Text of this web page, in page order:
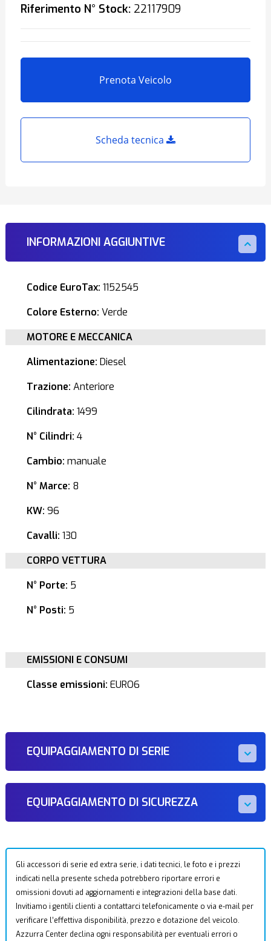
Riferimento N° Stock:22117909
Prenota Veicolo
Scheda tecnica
INFORMAZIONI AGGIUNTIVE
Codice EuroTax: 1152545
Colore Esterno: Verde
MOTORE E MECCANICA
Alimentazione: Diesel
Trazione: Anteriore
Cilindrata: 1499
N° Cilindri: 4
Cambio: manuale
N° Marce: 8
KW: 96
Cavalli: 130
CORPO VETTURA
N° Porte: 5
N° Posti: 5
EMISSIONI E CONSUMI
Classe emissioni: EURO6
EQUIPAGGIAMENTO DI SERIE
EQUIPAGGIAMENTO DI SICUREZZA
Gli accessori di serie ed extra serie, i dati tecnici, le foto e i prezzi
indicati nella presente scheda potrebbero riportare errori e
omissioni dovuti ad aggiornamenti e integrazioni della base dati.
Invitiamo i gentili clienti a contattarci telefonicamente o via e-mail per
verificare l’effettiva disponibilità, prezzo e dotazione del veicolo.
Azzurra Center declina ogni responsabilità per eventuali errori o